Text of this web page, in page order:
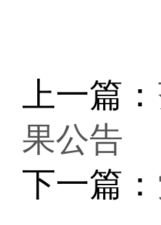
上一篇：
果公告
下一篇：